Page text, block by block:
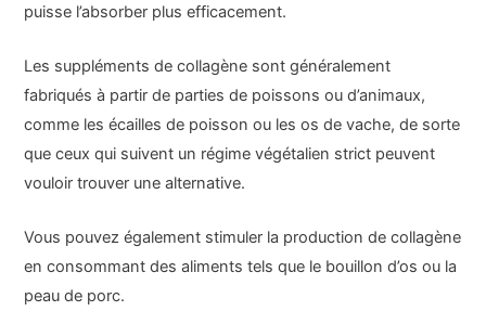
puisse l’absorber plus efficacement.
Les suppléments de collagène sont généralement
fabriqués à partir de parties de poissons ou d’animaux,
comme les écailles de poisson ou les os de vache, de sorte
que ceux qui suivent un régime végétalien strict peuvent
vouloir trouver une alternative.
Vous pouvez également stimuler la production de collagène
en consommant des aliments tels que le bouillon d’os ou la
peau de porc.